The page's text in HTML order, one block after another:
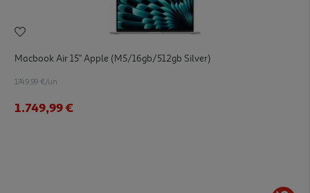
Macbook Air 15" Apple (m5/16gb/512gb Silver)
1749.99 €/un
1.749,99 €